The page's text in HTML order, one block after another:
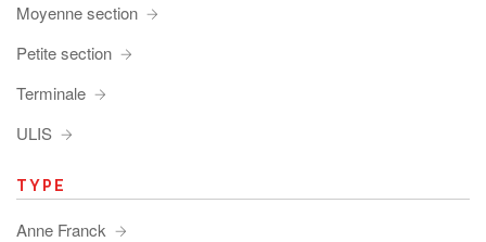
Moyenne section
Petite section
Terminale
ULIS
TYPE
Anne Franck